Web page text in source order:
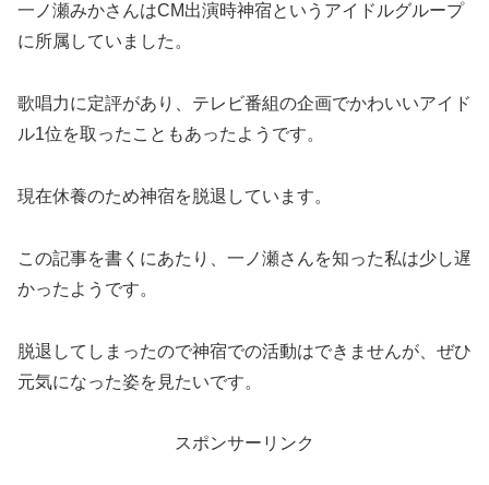
一ノ瀬みかさんはCM出演時神宿というアイドルグループ
に所属していました。
歌唱力に定評があり、テレビ番組の企画でかわいいアイド
ル1位を取ったこともあったようです。
現在休養のため神宿を脱退しています。
この記事を書くにあたり、一ノ瀬さんを知った私は少し遅
かったようです。
脱退してしまったので神宿での活動はできませんが、ぜひ
元気になった姿を見たいです。
スポンサーリンク